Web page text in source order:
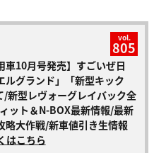
vol.
805
車10月号発売】すごいぜ日
ルグランド」「新型キック
/新型レヴォーグレイバック全
ット＆N-BOX最新情報/最新
略大作戦/新車値引き生情報
はこちら